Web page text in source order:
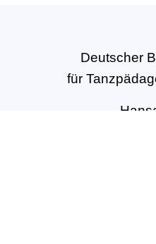
Deutscher
für